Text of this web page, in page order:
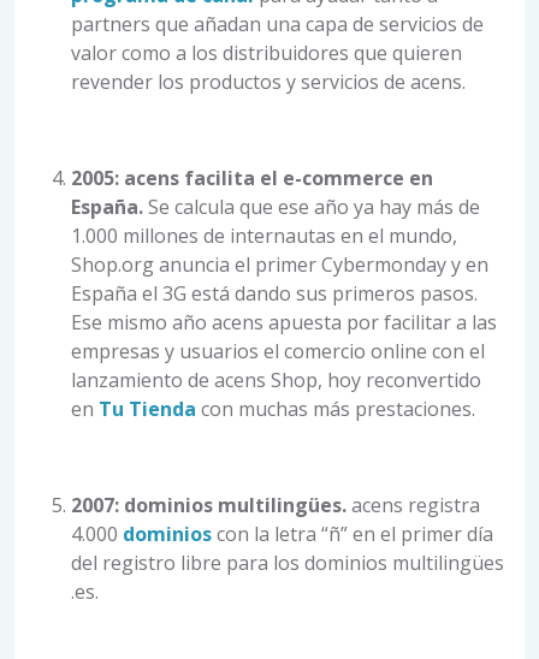
partners que añadan una capa de servicios de
valor como a los distribuidores que quieren
revender los productos y servicios de acens.
2005: acens facilita el e-commerce en
España.Se calcula que ese año ya hay más de
1.000 millones de internautas en el mundo,
Shop.org anuncia el primer Cybermonday y en
España el 3G está dando sus primeros pasos.
Ese mismo año acens apuesta por facilitar a las
empresas y usuarios el comercio online con el
lanzamiento de acens Shop, hoy reconvertido
en Tu Tienda con muchas más prestaciones.
2007: dominios multilingües.acens registra
4.000 dominioscon la letra “ñ” en el primer día
del registro libre para los dominios multilingües
.es.